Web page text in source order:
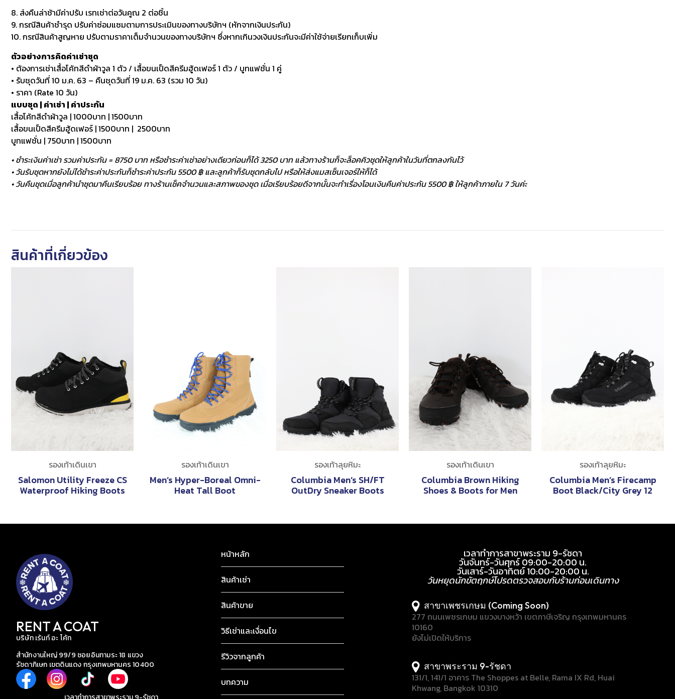
8. ส่งคืนล่าช้ามีค่าปรับ เรทเช่าต่อวันคูณ 2 ต่อชิ้น
9. กรณีสินค้าชำรุด ปรับค่าซ่อมแซมตามการประเมินของทางบริษัทฯ (หักจากเงินประกัน)
10. กรณีสินค้าสูญหาย ปรับตามราคาเต็มจำนวนของทางบริษัทฯ ซึ่งหากเกินวงเงินประกันจะมีค่าใช้จ่ายเรียกเก็บเพิ่ม
ตัวอย่างการคิดค่าเช่าชุด
• ต้องการเช่าเสื้อโค้ทสีดำผ้าวูล 1 ตัว / เสื้อขนเป็ดสีครีมฮู้ดเฟอร์ 1 ตัว / บูทแฟชั่น 1 คู่
• รับชุดวันที่ 10 ม.ค. 63 – คืนชุดวันที่ 19 ม.ค. 63 (รวม 10 วัน)
• ราคา (Rate 10 วัน)
แบบชุด | ค่าเช่า | ค่าประกัน
เสื้อโค้ทสีดำผ้าวูล | 1000บาท | 1500บาท
เสื้อขนเป็ดสีครีมฮู้ดเฟอร์ | 1500บาท | 2500บาท
บูทแฟชั่น | 750บาท | 1500บาท
• ชำระเงินค่าเช่า รวมค่าประกัน = 8750 บาท หรือชำระค่าเช่าอย่างเดียวก่อนก็ได้ 3250 บาท แล้วทางร้านก็จะล็อคคิวชุดให้ลูกค้าในวันที่ตกลงกันไว้
• วันรับชุดหากยังไม่ได้ชำระค่าประกันก็ชำระค่าประกัน 5500 ฿ และลูกค้าก็รับชุดกลับไป หรือให้ส่งแมสเซ็นเจอร์ให้ก็ได้
• วันคืนชุดเมื่อลูกค้านำชุดมาคืนเรียบร้อย ทางร้านเช็คจำนวนและสภาพของชุด เมื่อเรียบร้อยดีจากนั้นจะทำเรื่องโอนเงินคืนค่าประกัน 5500 ฿ ให้ลูกค้าภายใน 7 วันค่ะ
สินค้าที่เกี่ยวข้อง
รองเท้าเดินเขา
Salomon Utility Freeze CS
Waterproof Hiking Boots
รองเท้าเดินเขา
Men’s Hyper-Boreal Omni-
Heat Tall Boot
รองเท้าลุยหิมะ
Columbia Men’s SH/FT
OutDry Sneaker Boots
รองเท้าเดินเขา
Columbia Brown Hiking
Shoes & Boots for Men
รองเท้าลุยหิมะ
Columbia Men’s Firecamp
Boot Black/City Grey 12
RENT A COAT
บริษัท เร้นท์ อะ โค้ท
สำนักงานใหญ่ 99/9 ซอยอินทามระ 18 แขวง
รัชดาภิเษก เขตดินแดง กรุงเทพมหานคร 10400
หน้าหลัก
สินค้าเช่า
สินค้าขาย
วิธีเช่าและเงื่อนไข
รีวิวจากลูกค้า
บทความ
เวลาทำการสาขาพระราม 9-รัชดา
วันจันทร์-วันศุกร์ 09:00-20:00 น.
วันเสาร์-วันอาทิตย์ 10:00-20:00 น.
วันหยุดนักขัตฤกษ์โปรดตรวจสอบกับร้านก่อนเดินทาง
สาขาเพชรเกษม (Coming Soon)
277 ถนนเพชรเกษม แขวงบางหว้า เขตภาษีเจริญ กรุงเทพมหานคร
10160
ยังไม่เปิดให้บริการ
สาขาพระราม 9-รัชดา
131/1, 141/1 อาคาร The Shoppes at Belle, Rama IX Rd, Huai
Khwang, Bangkok 10310